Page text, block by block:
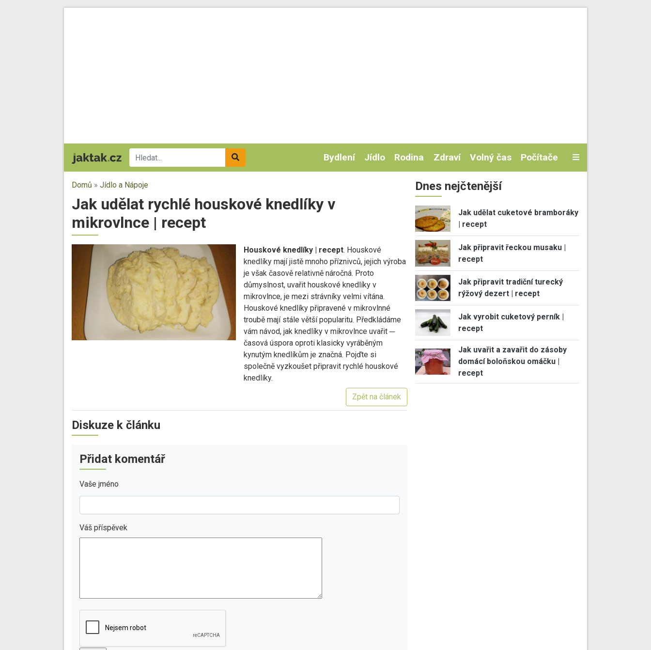
Bydlení Jídlo Rodina Zdraví Volný čas Počítače
Domů » Jídlo a Nápoje
Jak udělat rychlé houskové knedlíky v
mikrovlnce | recept
Houskové knedlíky | recept. Houskové
knedlíky mají jistě mnoho příznivců, jejich výroba
je však časově relativně náročná. Proto
důmyslnost, uvařit houskové knedlíky v
mikrovlnce, je mezi strávníky velmi vítána.
Houskové knedlíky připravené v mikrovlnné
troubě mají stále větší popularitu. Předkládáme
vám návod, jak knedlíky v mikrovlnce uvařit ─
časová úspora oproti klasicky vyráběným
kynutým knedlíkům je značná. Pojďte si
společně vyzkoušet připravit rychlé houskové
knedlíky.
Zpět na článek
Diskuze k článku
Přidat komentář
Vaše jméno
Váš příspěvek
Dnes nejčtenější
Jak udělat cuketové bramboráky
| recept
Jak připravit řeckou musaku |
recept
Jak připravit tradiční turecký
rýžový dezert | recept
Jak vyrobit cuketový perník |
recept
Jak uvařit a zavařit do zásoby
domácí boloňskou omáčku |
recept